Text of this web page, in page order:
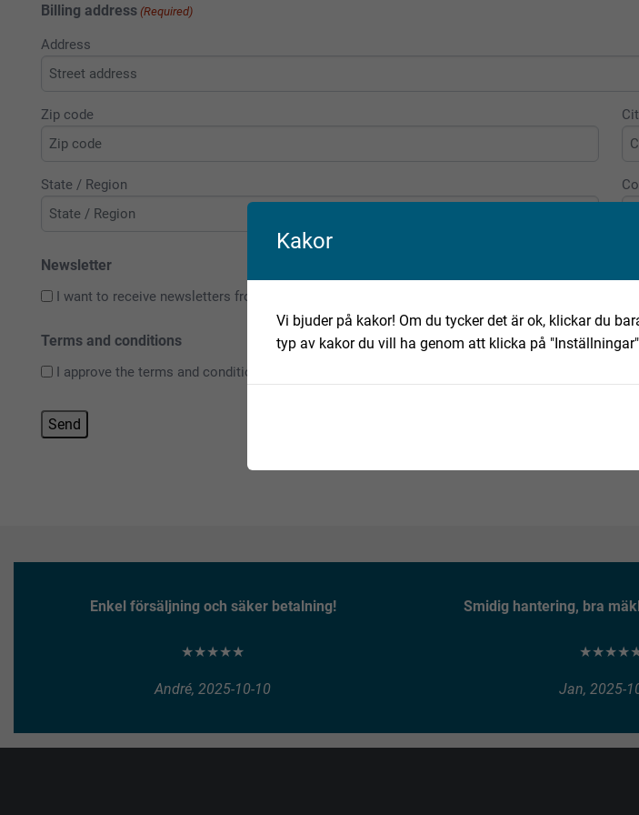
Billing address (Required)
Address
Zip code
State / Region
Newsletter
I want to receive newsletters from Fabeo
Terms and conditions
I approve the terms and conditions
Enkel försäljning och säker betalning!
★★★★★
André, 2025-10-10
Smidig hantering, bra
Jan, 2025-
Kakor
Vi bjuder på kakor! Om du tycker det är ok, klickar du
typ av kakor du vill ha genom att klicka på